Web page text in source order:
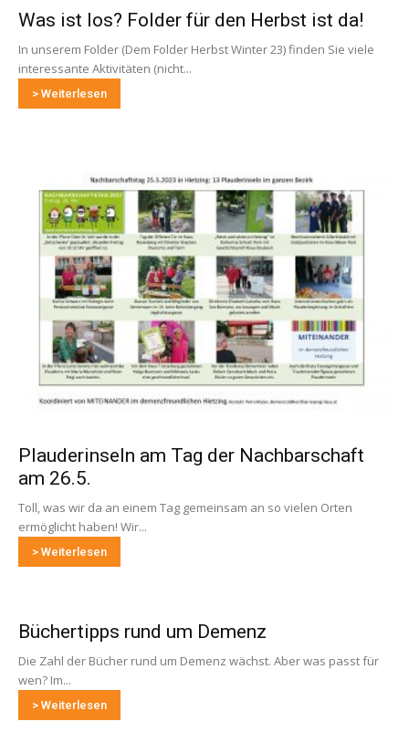
Was ist los? Folder für den Herbst ist da!
In unserem Folder (Dem Folder Herbst Winter 23) finden Sie viele
interessante Aktivitäten (nicht...
> Weiterlesen
Plauderinseln am Tag der Nachbarschaft
am 26.5.
Toll, was wir da an einem Tag gemeinsam an so vielen Orten
ermöglicht haben! Wir...
> Weiterlesen
Büchertipps rund um Demenz
Die Zahl der Bücher rund um Demenz wächst. Aber was passt für
wen? Im...
> Weiterlesen